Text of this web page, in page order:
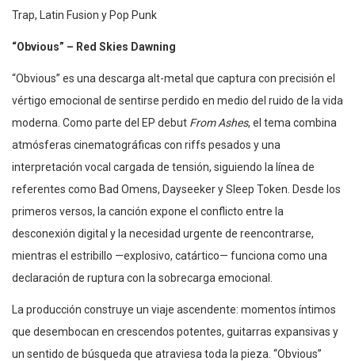
Trap, Latin Fusion y Pop Punk
“Obvious” – Red Skies Dawning
“Obvious” es una descarga alt-metal que captura con precisión el
vértigo emocional de sentirse perdido en medio del ruido de la vida
moderna. Como parte del EP debut From Ashes, el tema combina
atmósferas cinematográficas con riffs pesados y una
interpretación vocal cargada de tensión, siguiendo la línea de
referentes como Bad Omens, Dayseeker y Sleep Token. Desde los
primeros versos, la canción expone el conflicto entre la
desconexión digital y la necesidad urgente de reencontrarse,
mientras el estribillo —explosivo, catártico— funciona como una
declaración de ruptura con la sobrecarga emocional.
La producción construye un viaje ascendente: momentos íntimos
que desembocan en crescendos potentes, guitarras expansivas y
un sentido de búsqueda que atraviesa toda la pieza. “Obvious”